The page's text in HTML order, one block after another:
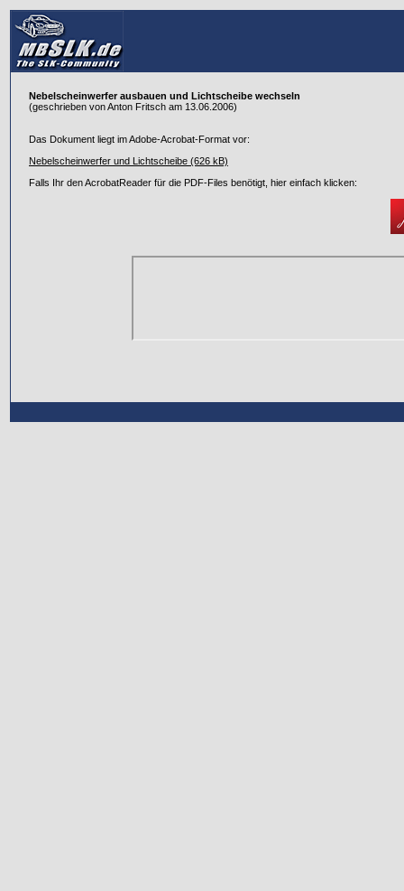
Nebelscheinwerfer ausbauen und Lichtscheibe wechseln
(geschrieben von Anton Fritsch am 13.06.2006)
Das Dokument liegt im Adobe-Acrobat-Format vor:
Nebelscheinwerfer und Lichtscheibe (626 kB)
Falls Ihr den AcrobatReader für die PDF-Files benötigt, hier einfach klicken: